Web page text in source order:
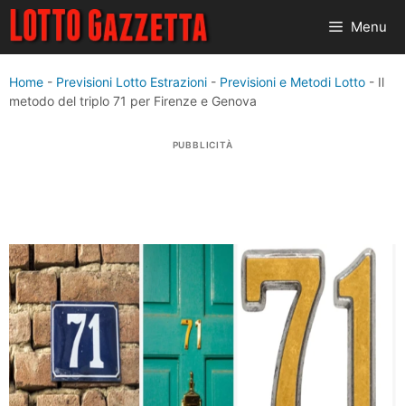
Vai
contenuto
Menu
Home - Previsioni Lotto Estrazioni - Previsioni e Metodi Lotto - Il
metodo del triplo 71 per Firenze e Genova
PUBBLICITÀ